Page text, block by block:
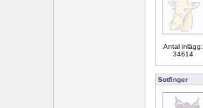
Antal inlägg:
34614
Sotfinger